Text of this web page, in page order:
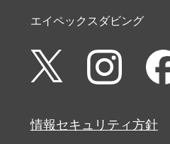
エイペックスダビング
情報セキュリティ方針